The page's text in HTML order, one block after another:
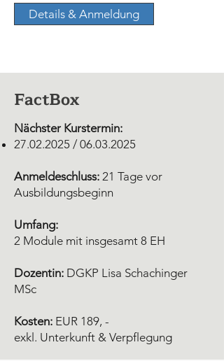
Details & Anmeldung
FactBox
Nächster Kurstermin:
27.02.2025 / 06.03.2025
Anmeldeschluss: 21 Tage vor
Ausbildungsbeginn
Umfang:
2 Module mit insgesamt 8 EH
Dozentin: DGKP Lisa Schachinger
MSc
Kosten: EUR 189, -
exkl. Unterkunft & Verpflegung